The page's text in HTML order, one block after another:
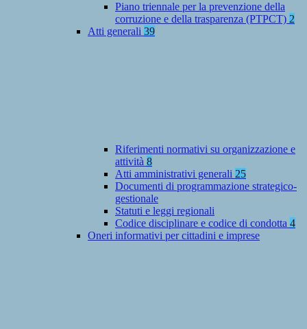
Piano triennale per la prevenzione della
corruzione e della trasparenza (PTPCT) 2
Atti generali 39
Riferimenti normativi su organizzazione e
attività 8
Atti amministrativi generali 25
Documenti di programmazione strategico-
gestionale
Statuti e leggi regionali
Codice disciplinare e codice di condotta 4
Oneri informativi per cittadini e imprese